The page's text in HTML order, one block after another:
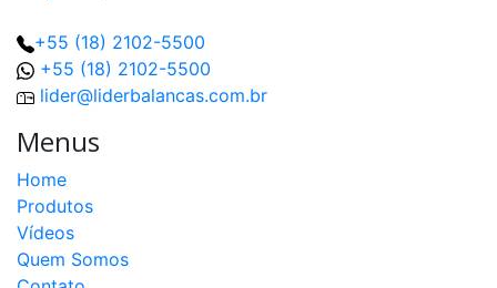
+55 (18) 2102-5500
+55 (18) 2102-5500
lider@liderbalancas.com.br
Menus
Home
Produtos
Vídeos
Quem Somos